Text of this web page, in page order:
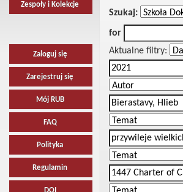
Zespoły i Kolekcje
Zaloguj się
Zarejestruj się
Mój RUB
FAQ
Polityka
Regulamin
Szukaj:
for
Aktualne filtry: